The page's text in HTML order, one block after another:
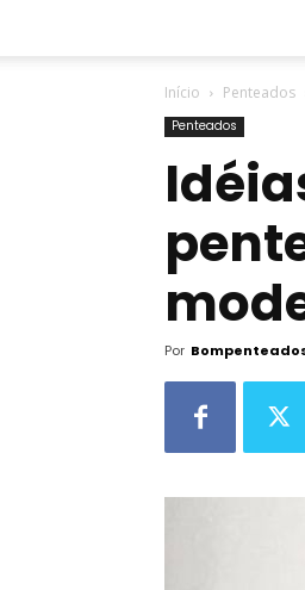
Início Penteados
Penteados
Por